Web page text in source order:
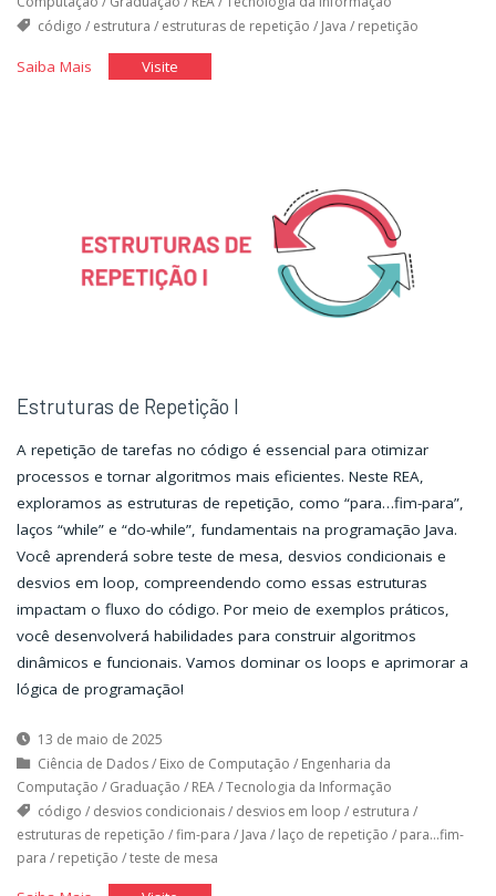
código / estrutura / estruturas de repetição / Java / repetição
Saiba Mais"Estruturas
Visite"Estruturas
Estruturas de Repetição I
A repetição de tarefas no código é essencial para otimizar
processos e tornar algoritmos mais eficientes. Neste REA,
exploramos as estruturas de repetição, como “para…fim-para”,
laços “while” e “do-while”, fundamentais na programação Java.
Você aprenderá sobre teste de mesa, desvios condicionais e
desvios em loop, compreendendo como essas estruturas
impactam o fluxo do código. Por meio de exemplos práticos,
você desenvolverá habilidades para construir algoritmos
dinâmicos e funcionais. Vamos dominar os loops e aprimorar a
lógica de programação!
13 de maio de 2025
Ciência de Dados/ Eixo de Computação / Engenharia da
Computação / Graduação / REA/Tecnologia da Informação
código / desvios condicionais/ desvios em loop / estrutura /
estruturas de repetição /fim-para / Java / laço de repetição / para...fim-
para / repetição /teste de mesa